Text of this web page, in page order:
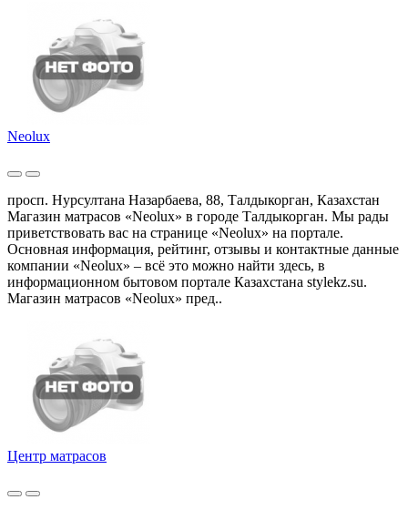
Neolux
просп. Нурсултана Назарбаева, 88, Талдыкорган, Казахстан
Магазин матрасов «Neolux» в городе Талдыкорган. Мы рады
приветствовать вас на странице «Neolux» на портале.
Основная информация, рейтинг, отзывы и контактные данные
компании «Neolux» – всё это можно найти здесь, в
информационном бытовом портале Казахстана stylekz.su.
Магазин матрасов «Neolux» пред..
Центр матрасов